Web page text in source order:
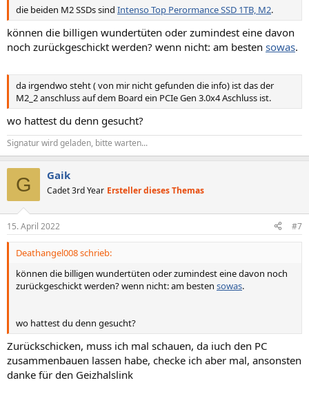
die beiden M2 SSDs sind Intenso Top Perormance SSD 1TB, M2.
können die billigen wundertüten oder zumindest eine davon
noch zurückgeschickt werden? wenn nicht: am besten sowas.
da irgendwo steht ( von mir nicht gefunden die info) ist das der
M2_2 anschluss auf dem Board ein PCIe Gen 3.0x4 Aschluss ist.
wo hattest du denn gesucht?
Signatur wird geladen, bitte warten...
G Gaik
Cadet 3rd Year Ersteller dieses Themas
15. April 2022 #7
Deathangel008 schrieb:
können die billigen wundertüten oder zumindest eine davon noch
zurückgeschickt werden? wenn nicht: am besten sowas.
wo hattest du denn gesucht?
Zurückschicken, muss ich mal schauen, da iuch den PC
zusammenbauen lassen habe, checke ich aber mal, ansonsten
danke für den Geizhalslink